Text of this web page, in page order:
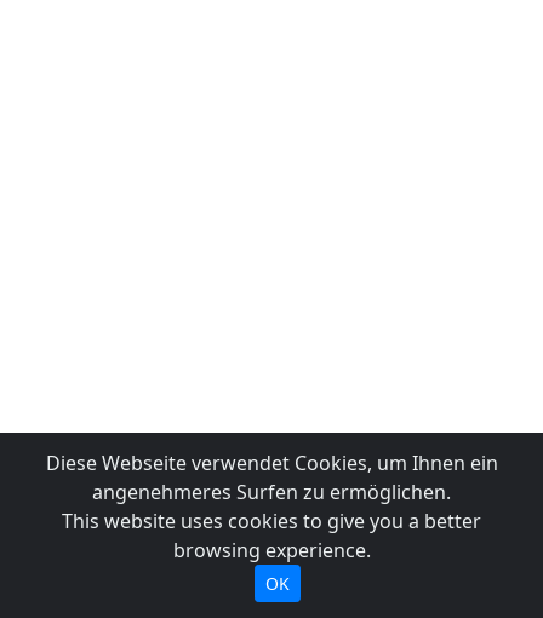
Diese Webseite verwendet Cookies, um Ihnen ein
angenehmeres Surfen zu ermöglichen.
This website uses cookies to give you a better
browsing experience.
OK